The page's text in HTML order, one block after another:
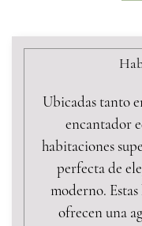
Ubicadas tanto
encantador
habitaciones
perfecta de
moderno.
ofrecen una